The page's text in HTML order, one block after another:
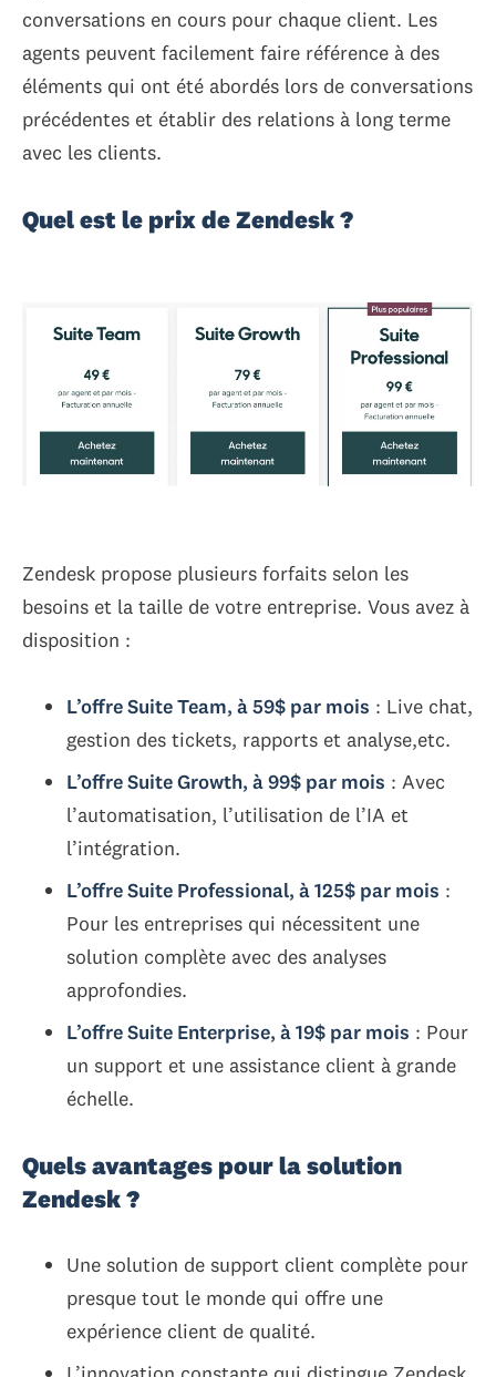
conversations en cours pour chaque client. Les
agents peuvent facilement faire référence à des
éléments qui ont été abordés lors de conversations
précédentes et établir des relations à long terme
avec les clients.
Quel est le prix de Zendesk ?
Zendesk propose plusieurs forfaits selon les
besoins et la taille de votre entreprise. Vous avez à
disposition :
L’offre Suite Team, à 59$ par mois : Live chat,
gestion des tickets, rapports et analyse,etc.
L’offre Suite Growth, à 99$ par mois : Avec
l’automatisation, l’utilisation de l’IA et
l’intégration.
L’offre Suite Professional, à 125$ par mois :
Pour les entreprises qui nécessitent une
solution complète avec des analyses
approfondies.
L’offre Suite Enterprise, à 19$ par mois : Pour
un support et une assistance client à grande
échelle.
Quels avantages pour la solution
Zendesk ?
Une solution de support client complète pour
presque tout le monde qui offre une
expérience client de qualité.